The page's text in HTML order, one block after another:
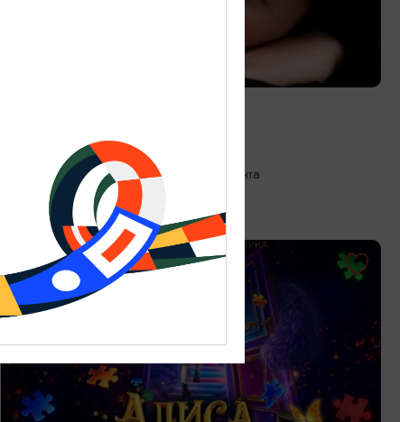
26.09.2026 18:00
Калининград, Собор на острове Канта
ОТ 300₽